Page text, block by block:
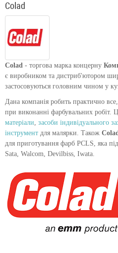
Colad
Colad - торгова марка концерну
є виробником та дистриб'ютором
застосовуються головним чином у
Дана компанія робить практично
при виконанні фарбувальних робіт.
матеріали, засоби індивідуального
інструмент для малярки. Також
для приготування фарб PCLS, яка
Sata, Walcom, Devilbiss, Iwata.